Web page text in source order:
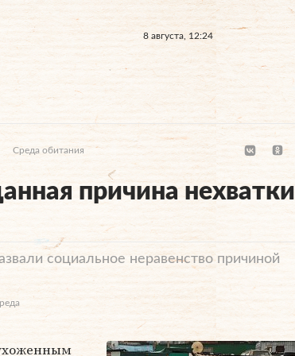
8 августа, 12:24
Среда обитания
причина нехватки
социальное неравенство причиной